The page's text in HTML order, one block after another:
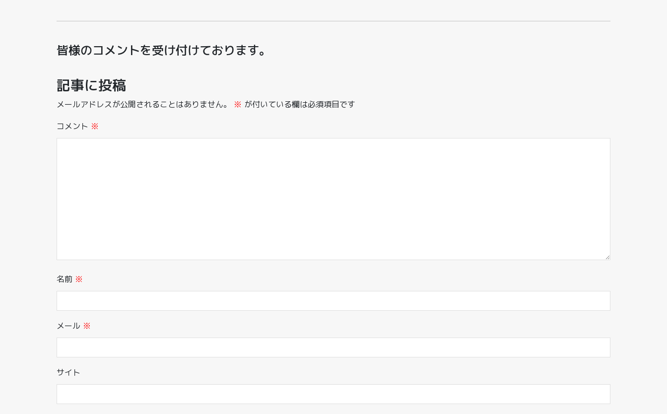
皆様のコメントを受け付けております。
記事に投稿
メールアドレスが公開されることはありません。 ※ が付いている欄は必須項目です
コメント ※
名前 ※
メール ※
サイト